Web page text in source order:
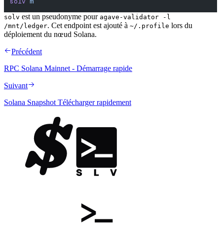
solv est un pseudonyme pour agave-validator -l
/mnt/ledger. Cet endpoint est ajouté à ~/.profile lors du
déploiement du nœud Solana.
Précédent
RPC Solana Mainnet - Démarrage rapide
Suivant
Solana Snapshot Télécharger rapidement